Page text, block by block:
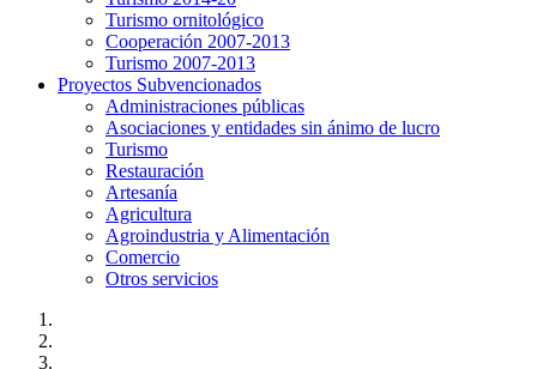
Turismo ornitológico
Cooperación 2007-2013
Turismo 2007-2013
Proyectos Subvencionados
Administraciones públicas
Asociaciones y entidades sin ánimo de lucro
Turismo
Restauración
Artesanía
Agricultura
Agroindustria y Alimentación
Comercio
Otros servicios